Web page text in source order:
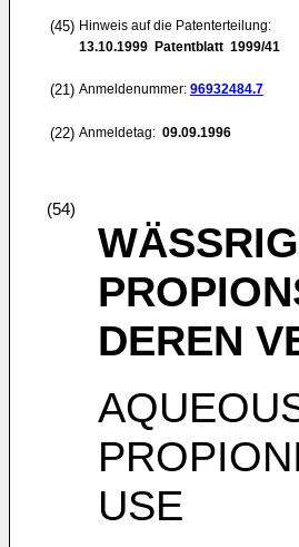
(45) Hinweis auf die Patenterteilung:
13.10.1999 Patentblatt 1999/41
(21) Anmeldenummer: 96932484.7
(22) Anmeldetag: 09.09.1996
(54)
DEREN
USE